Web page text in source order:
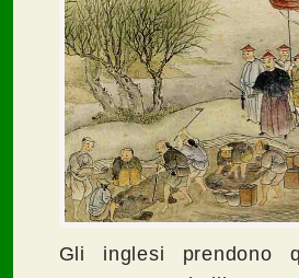
Gli inglesi prendono